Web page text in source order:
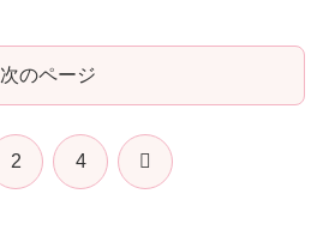
次のページ
2 4 次